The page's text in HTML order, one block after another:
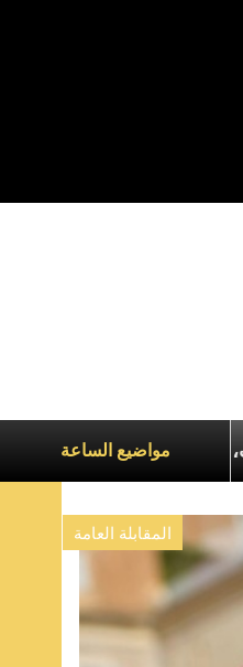
مواضيع الساعة
أَنَا أَمَةُ الرَّب، فليكُن لي
المقابلة العامة